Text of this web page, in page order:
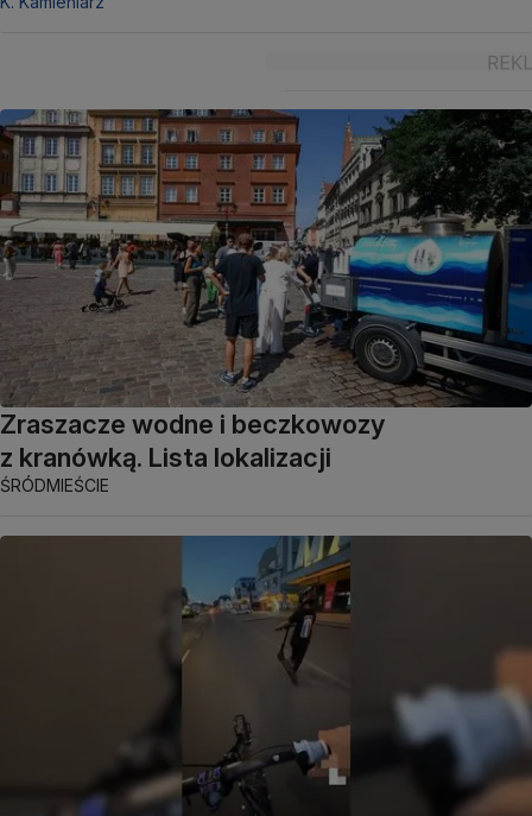
Zraszacze wodne i beczkowozy
z kranówką. Lista lokalizacji
ŚRÓDMIEŚCIE